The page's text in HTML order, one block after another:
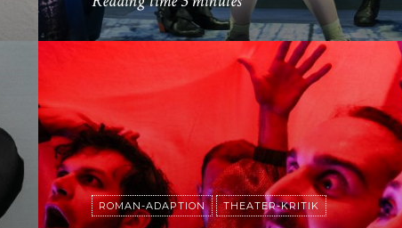
ROMAN-ADAPTION THEATER-KRITIK